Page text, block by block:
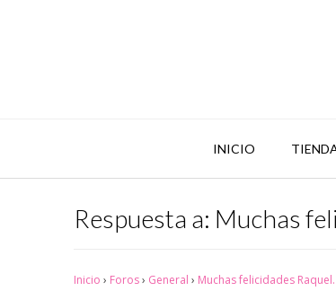
INICIO
Respuesta a: Muchas
Inicio › Foros› General › Muchas felicidades Raquel.